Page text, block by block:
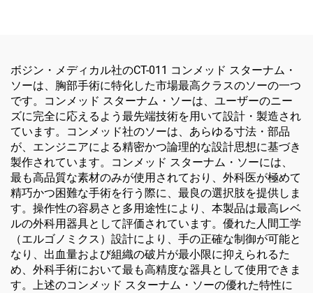
ボジン・メディカル社のCT-011 コンメッド スターナム・
ソーは、胸部手術に特化した市場最高クラスのソーの一つ
です。コンメッド スターナム・ソーは、ユーザーのニー
ズに完全に応えるよう最先端技術を用いて設計・製造され
ています。コンメッド社のソーは、あらゆる寸法・部品
が、エンジニアによる精密かつ論理的な設計思想に基づき
製作されています。コンメッド スターナム・ソーには、
最も高品質な素材のみが使用されており、外科医が極めて
精巧かつ困難な手術を行う際に、最良の選択肢を提供しま
す。操作性の容易さと多用途性により、本製品は最高レベ
ルの外科用器具として評価されています。優れた人間工学
（エルゴノミクス）設計により、手の正確な制御が可能と
なり、出血量および組織の破片が最小限に抑えられるた
め、外科手術において最も高精度な器具として使用できま
す。上述のコンメッド スターナム・ソーの優れた特性に